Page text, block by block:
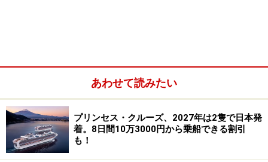
あわせて読みたい
プリンセス・クルーズ、2027年は2隻で日本発
着。8日間10万3000円から乗船できる割引
も！